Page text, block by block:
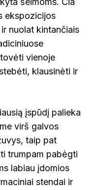
ekspozicijos
nuolat kintančiais
vienoje
klausinėti ir
įspūdį palieka
virš galvos
taip pat
trumpam pabėgti
labiau įdomios
stendai ir